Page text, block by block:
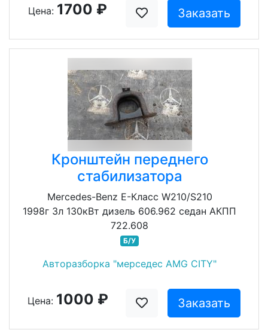
Цена: 1700 ₽ Заказать
Кронштейн переднего
стабилизатора
Mercedes-Benz E-Класс W210/S210
1998г 3л 130кВт дизель 606.962 седан АКПП
722.608
Б/У
Авторазборка "мерседес AMG CITY"
Цена: 1000 ₽ Заказать